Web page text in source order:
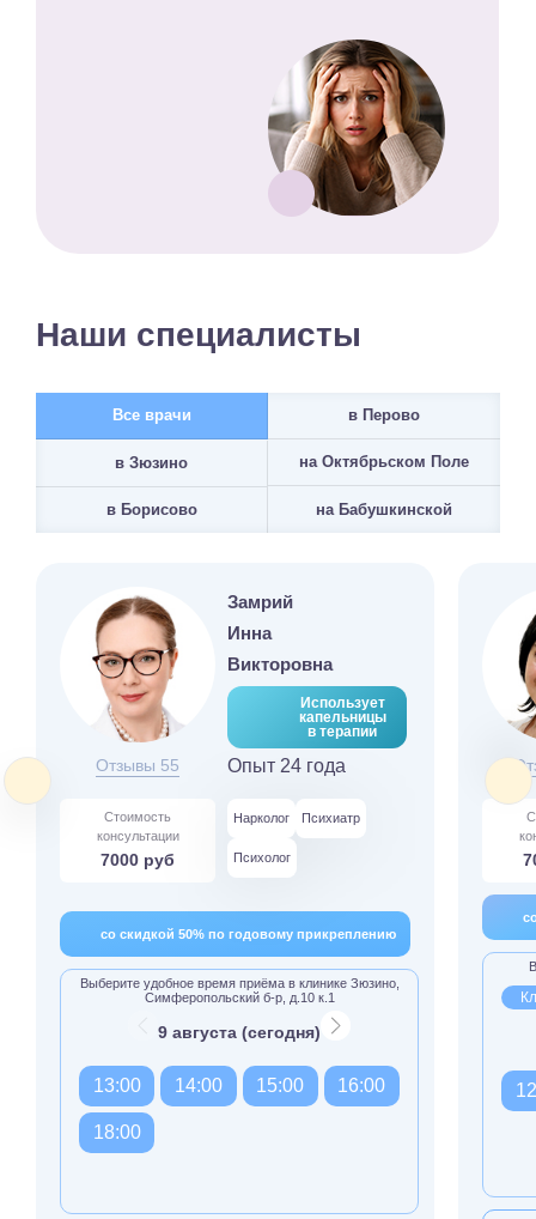
Наши специалисты
Все врачи в Перово
в Зюзино на Октябрьском Поле
в Борисово на Бабушкинской
Отзывы 55
Замрий
Инна
Викторовна
Использует
капельницы
в терапии
Опыт 24 года
Стоимость
консультации
7000 руб
Нарколог Психиатр
Психолог
со скидкой 50% по годовому прикреплению
Выберите удобное время приёма в клинике Зюзино,
Симферопольский б-р, д.10 к.1
9 августа (сегодня)
13:00 14:00 15:00 16:00
18:00